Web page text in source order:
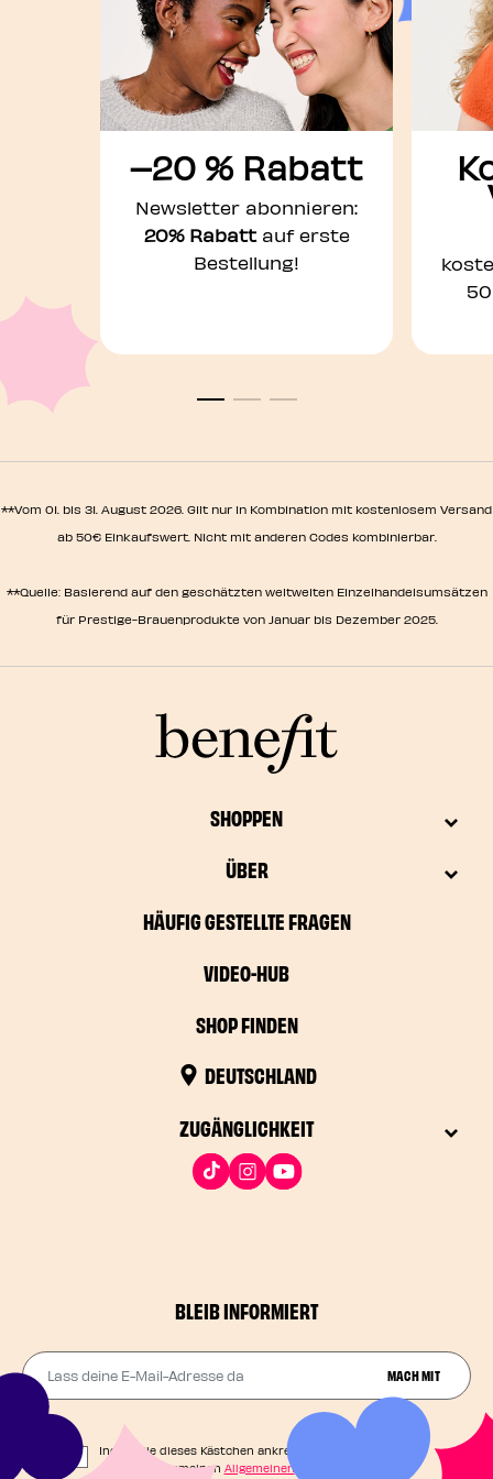
–20 % Rabatt
Newsletter abonnieren:
20% Rabatt auf erste
Bestellung!
**Vom 01. bis 31. August 2026. Gilt nur in Kombination mit kostenlosem Versand
ab 50€ Einkaufswert. Nicht mit anderen Codes kombinierbar.
**Quelle: Basierend auf den geschätzten weltweiten Einzelhandelsumsätzen
für Prestige-Brauenprodukte von Januar bis Dezember 2025.
SHOPPEN
ÜBER
HÄUFIG GESTELLTE FRAGEN
VIDEO-HUB
SHOP FINDEN
DEUTSCHLAND
ZUGÄNGLICHKEIT
BLEIB INFORMIERT
Lass deine E-Mail-Adresse da
MACH MIT
Indem Sie dieses Kästchen ankreuzen, stimmen Sie
unseren Allgemeinen Allgemeinen